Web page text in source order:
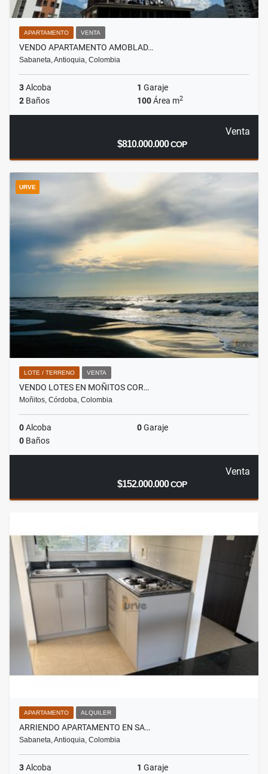
APARTAMENTO VENTA
VENDO APARTAMENTO AMOBLAD…
Sabaneta, Antioquia, Colombia
3Alcoba 1 Garaje
2 Baños 100Área m2
Venta
$810.000.000COP
URVE
LOTE / TERRENO VENTA
VENDO LOTES EN MOÑITOS COR…
Moñitos, Córdoba, Colombia
0Alcoba 0Garaje
0 Baños
Venta
$152.000.000COP
APARTAMENTO ALQUILER
ARRIENDO APARTAMENTO EN SA…
Sabaneta, Antioquia, Colombia
3Alcoba 1 Garaje